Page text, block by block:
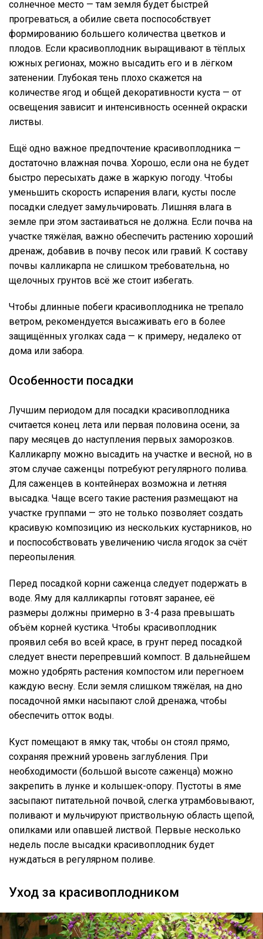
солнечное место — там земля будет быстрей
прогреваться, а обилие света поспособствует
формированию большего количества цветков и
плодов. Если красивоплодник выращивают в тёплых
южных регионах, можно высадить его и в лёгком
затенении. Глубокая тень плохо скажется на
количестве ягод и общей декоративности куста — от
освещения зависит и интенсивность осенней окраски
листвы.
Ещё одно важное предпочтение красивоплодника —
достаточно влажная почва. Хорошо, если она не будет
быстро пересыхать даже в жаркую погоду. Чтобы
уменьшить скорость испарения влаги, кусты после
посадки следует замульчировать. Лишняя влага в
земле при этом застаиваться не должна. Если почва на
участке тяжёлая, важно обеспечить растению хороший
дренаж, добавив в почву песок или гравий. К составу
почвы калликарпа не слишком требовательна, но
щелочных грунтов всё же стоит избегать.
Чтобы длинные побеги красивоплодника не трепало
ветром, рекомендуется высаживать его в более
защищённых уголках сада — к примеру, недалеко от
дома или забора.
Особенности посадки
Лучшим периодом для посадки красивоплодника
считается конец лета или первая половина осени, за
пару месяцев до наступления первых заморозков.
Калликарпу можно высадить на участке и весной, но в
этом случае саженцы потребуют регулярного полива.
Для саженцев в контейнерах возможна и летняя
высадка. Чаще всего такие растения размещают на
участке группами — это не только позволяет создать
красивую композицию из нескольких кустарников, но
и поспособствовать увеличению числа ягодок за счёт
переопыления.
Перед посадкой корни саженца следует подержать в
воде. Яму для калликарпы готовят заранее, её
размеры должны примерно в 3-4 раза превышать
объём корней кустика. Чтобы красивоплодник
проявил себя во всей красе, в грунт перед посадкой
следует внести перепревший компост. В дальнейшем
можно удобрять растения компостом или перегноем
каждую весну. Если земля слишком тяжёлая, на дно
посадочной ямки насыпают слой дренажа, чтобы
обеспечить отток воды.
Куст помещают в ямку так, чтобы он стоял прямо,
сохраняя прежний уровень заглубления. При
необходимости (большой высоте саженца) можно
закрепить в лунке и колышек-опору. Пустоты в яме
засыпают питательной почвой, слегка утрамбовывают,
поливают и мульчируют приствольную область щепой,
опилками или опавшей листвой. Первые несколько
недель после высадки красивоплодник будет
нуждаться в регулярном поливе.
Уход за красивоплодником